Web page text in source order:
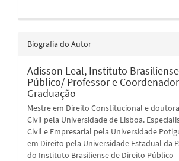
Biografia do Autor
Adisson Leal, Instituto
Público/ Professor e
Graduação
Mestre em Direito Constitucional e
Civil pela Universidade de Lisboa.
Civil e Empresarial pela Universidade
em Direito pela Universidade Estadual da
do Instituto Brasiliense de Direito Público –